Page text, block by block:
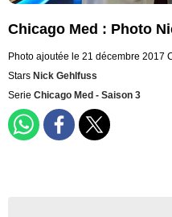
Chicago Med : Photo
Photo ajoutée le 21 décembre 2017
Stars Nick Gehlfuss
Serie Chicago Med - Saison 3